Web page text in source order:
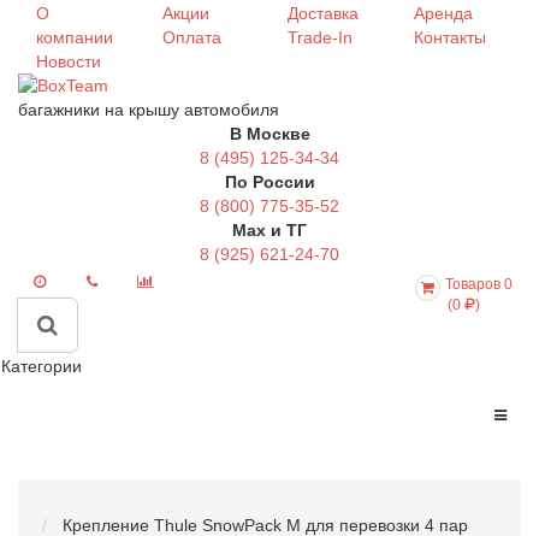
О
компании
Новости
Акции
Оплата
Доставка
Trade-In
Аренда
Контакты
багажники на крышу автомобиля
В Москве
8 (495) 125-34-34
По России
8 (800) 775-35-52
Max и ТГ
8 (925) 621-24-70
Товаров 0
(0
)
Категории
Крепление Thule SnowPack M для перевозки 4 пар